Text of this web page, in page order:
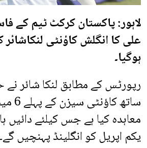
لاہور: پاکستان کرکٹ ٹیم کے
علی کا انگلش کاؤنٹی
ہوگیا۔
رپورٹس کے مطابق لنکا شائر
ساتھ
معاہدہ کیا ہے جس کیلئے دائیں
یکم اپریل کو انگلینڈ پہنچیں گے۔